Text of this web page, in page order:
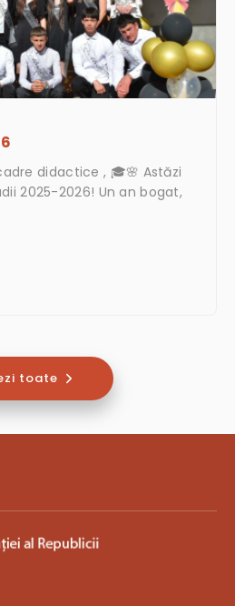
didactice , 🎓🌸 Astăzi
2025-2026! Un an bogat,
toate